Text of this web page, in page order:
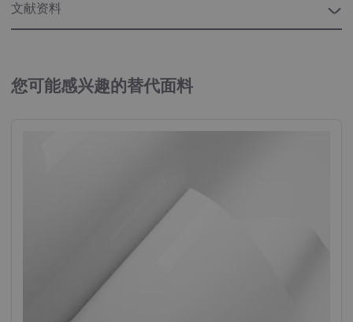
文献资料
面板封装和覆盖织物
您可能感兴趣的替代面料